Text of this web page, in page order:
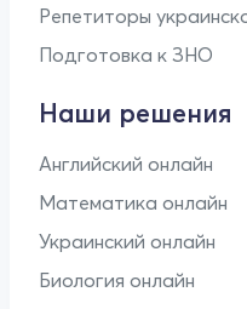
Репетиторы
Подготовка к ЗНО
Наши решения
Английский онлайн
Математика онлайн
Украинский онлайн
Биология онлайн